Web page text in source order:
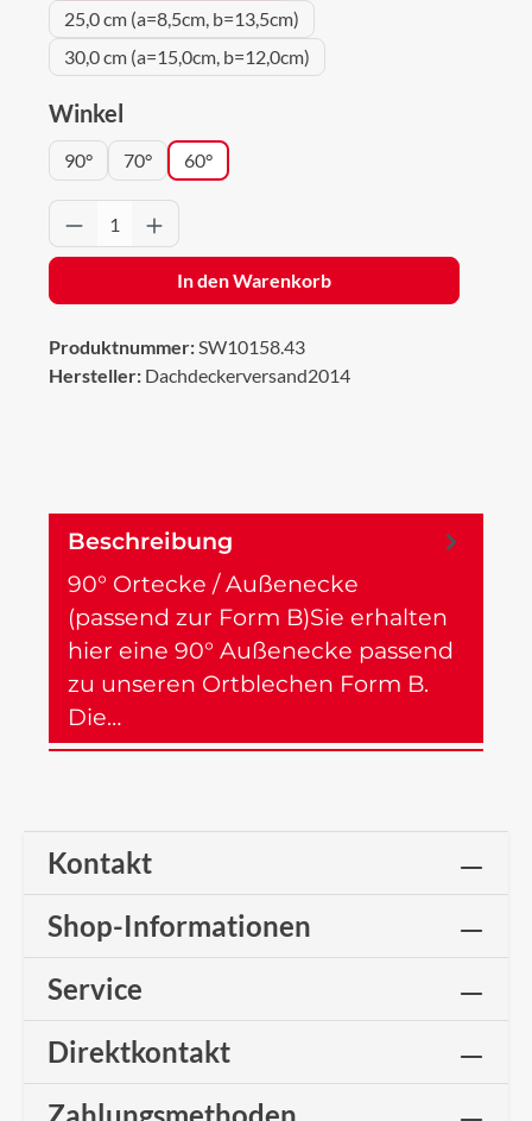
25,0 cm (a=8,5cm, b=13,5cm)
30,0 cm (a=15,0cm, b=12,0cm)
Winkel
90° 70° 60°
Produkt Anzahl: Gib den gewünschten
In den Warenkorb
Produktnummer:SW10158.43
Hersteller: Dachdeckerversand2014
Beschreibung
90° Ortecke / Außenecke
(passend zur Form B)Sie erhalten
hier eine 90° Außenecke passend
zu unseren Ortblechen Form B.
Die…
Kontakt
Shop-Informationen
Service
Direktkontakt